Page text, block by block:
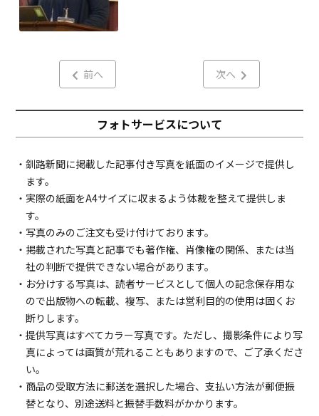
前へ 次へ
フォトサービスについて
・釧路新聞に掲載した記事付き写真を紙面のイメージで提供し
ます。
・実際の紙面をA4サイズに収まるよう体裁を整えて提供しま
す。
・写真のみのご注文も受け付けております。
・掲載された写真と記事でも著作権、肖像権の関係、または当
社の判断で提供できない場合があります。
・お分けする写真は、読者サービスとして個人の記念保存用な
ので出版物への転載、複写、または営利目的の使用は固くお
断りします。
・提供写真はすべてカラー写真です。ただし、撮影条件により写
真によっては画質が荒れることもありますので、ご了承くださ
い。
・商品の受取方法に郵送を選択した場合、支払い方法が郵便振
替となり、別途送料と振替手数料がかかります。